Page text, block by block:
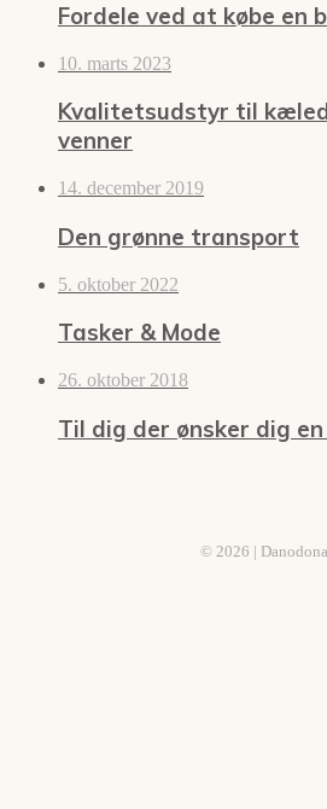
Fordele ved at købe en
10. marts 2023
Kvalitetsudstyr til
venner
14. december 2019
Den grønne transport
5. oktober 2022
Tasker & Mode
26. oktober 2018
Til dig der ønsker dig en
© 2026 |